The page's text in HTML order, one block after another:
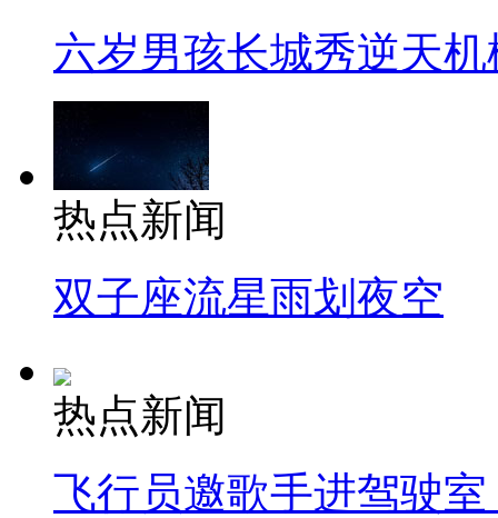
六岁男孩长城秀逆天机
热点新闻
双子座流星雨划夜空
热点新闻
飞行员邀歌手进驾驶